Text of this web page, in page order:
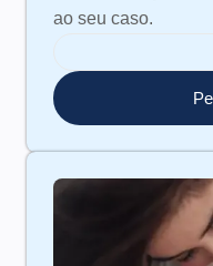
ao seu caso.